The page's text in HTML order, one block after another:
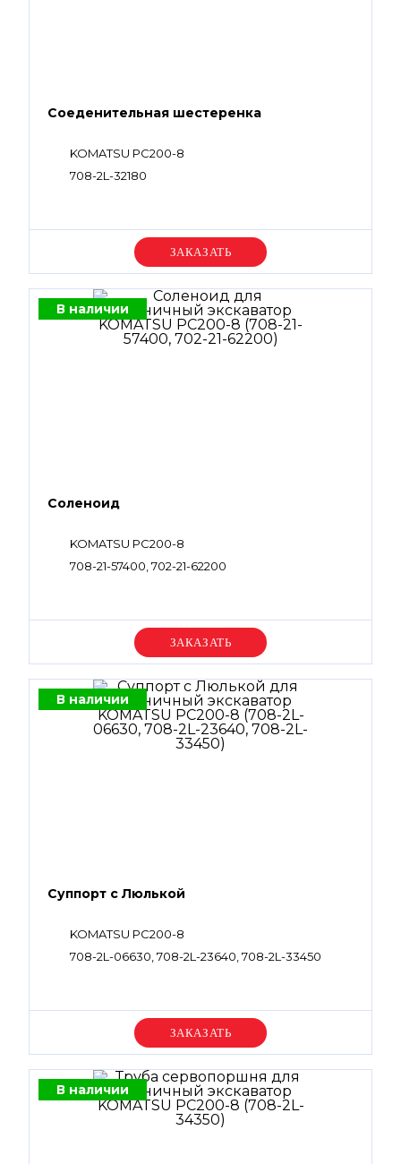
Соеденительная шестеренка
KOMATSU PC200-8
708-2L-32180
Уточняйте цену
В наличии
Соленоид
KOMATSU PC200-8
708-21-57400, 702-21-62200
Уточняйте цену
В наличии
Суппорт с Люлькой
KOMATSU PC200-8
708-2L-06630, 708-2L-23640, 708-2L-33450
Уточняйте цену
В наличии